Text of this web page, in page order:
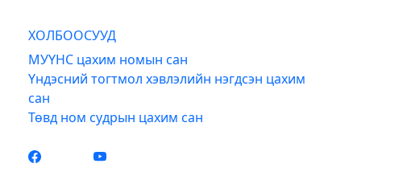
ХОЛБООСУУД
МУҮНС цахим номын сан
Үндэсний тогтмол хэвлэлийн нэгдсэн цахим
сан
Төвд ном судрын цахим сан